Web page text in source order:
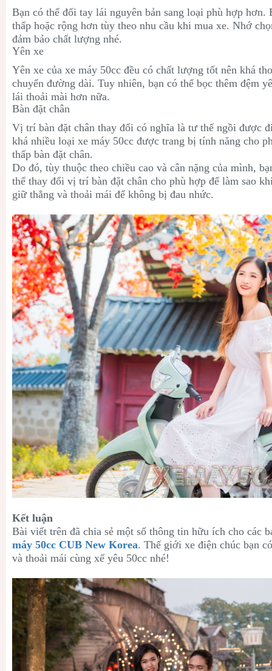
Bạn có thể đổi tay lái nguyên bản sang loại phù hợp hơn.
thấp hoặc rộng hơn tùy theo nhu cầu khi mua xe. Nhớ
đảm bảo chất lượng nhé.
Yên xe
Yên xe của xe máy 50cc đều có chất lượng tốt nên khá
chuyển đường dài. Tuy nhiên, bạn có thể bọc thêm đệm
lái thoải mài hơn nữa.
Bàn đặt chân
Vị trí bàn đặt chân thay đổi có nghĩa là tư thế ngồi được
khá nhiều loại xe máy 50cc được trang bị tính năng cho
thấp bàn đặt chân.
Do đó, tùy thuộc theo chiều cao và cân nặng của mình,
thể thay đổi vị trí bàn đặt chân cho phù hợp để làm sao
giữ thẳng và thoải mái để không bị đau nhức.
Kết luận
Bài viết trên đã chia sẻ một số thông tin hữu ích cho các
máy 50cc CUB New Korea. Thế giới xe điện chúc bạn
và thoải mái cùng xế yêu 50cc nhé!